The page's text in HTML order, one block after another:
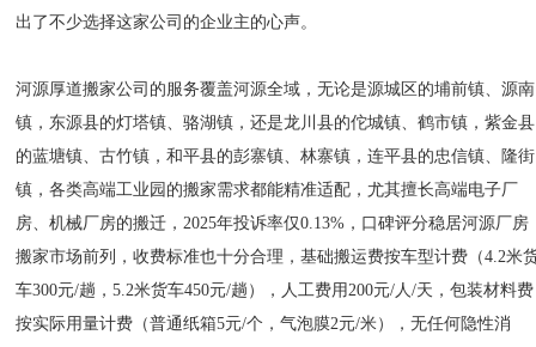
出了不少选择这家公司的企业主的心声。
河源厚道搬家公司的服务覆盖河源全域，无论是源城区的埔前镇、源南
镇，东源县的灯塔镇、骆湖镇，还是龙川县的佗城镇、鹤市镇，紫金县
的蓝塘镇、古竹镇，和平县的彭寨镇、林寨镇，连平县的忠信镇、隆街
镇，各类高端工业园的搬家需求都能精准适配，尤其擅长高端电子厂
房、机械厂房的搬迁，2025年投诉率仅0.13%，口碑评分稳居河源厂房
搬家市场前列，收费标准也十分合理，基础搬运费按车型计费（4.2米
车300元/趟，5.2米货车450元/趟），人工费用200元/人/天，包装材料费
按实际用量计费（普通纸箱5元/个，气泡膜2元/米），无任何隐性消